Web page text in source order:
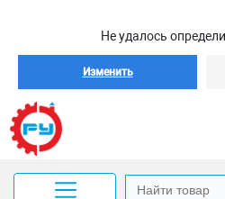
Не удалось
Изменить